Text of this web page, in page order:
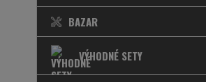
BAZAR
VÝHODNÉ SETY